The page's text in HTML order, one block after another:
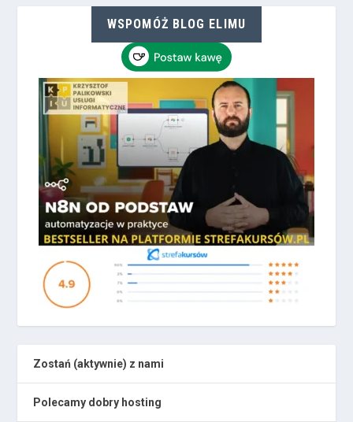
WSPOMÓŻ BLOG ELIMU
Zostań (aktywnie) z nami
Polecamy dobry hosting